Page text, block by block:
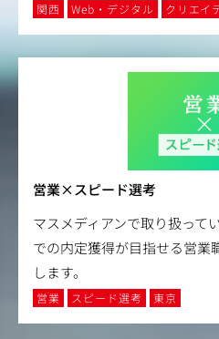
関西 Web・デジタル クリエイ
営業×スピード選考
マスメディアンで取り扱って
での内定獲得が目指せる営業
します。
営業 スピード選考 東京